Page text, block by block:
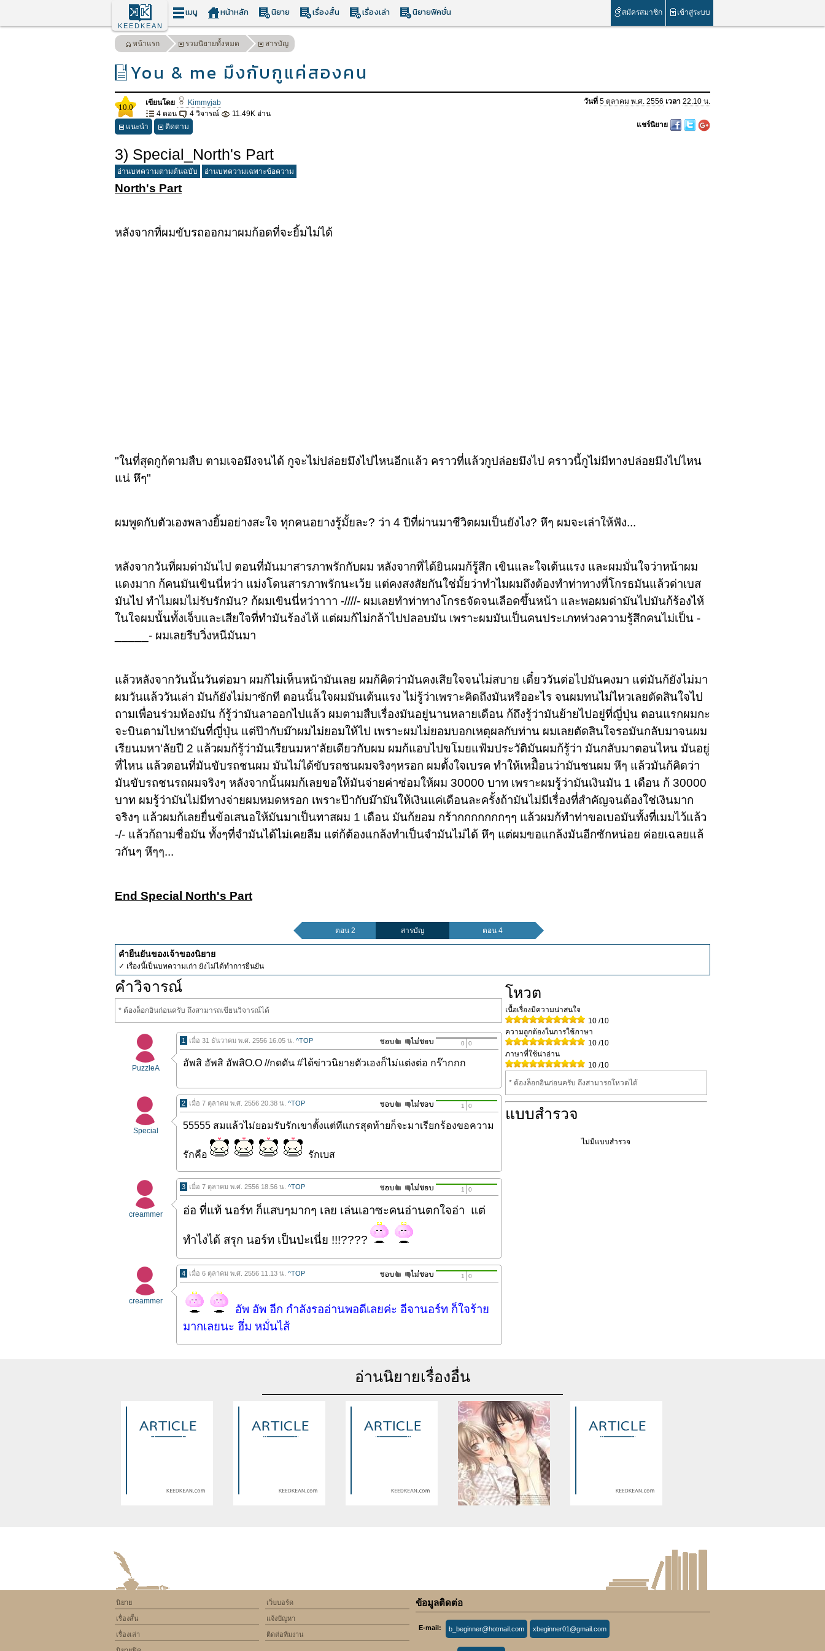
KEEDKEAN
เมนู หน้าหลัก นิยาย เรื่องสั้น เรื่องเล่า นิยายฟิคชั่น สมัครสมาชิก เข้าสู่ระบบ
หน้าแรก รวมนิยายทั้งหมด สารบัญ
You & me มึงกับกูแค่สองคน
10.0 เขียนโดย Kimmyjab วันที่ 5 ตุลาคม พ.ศ. 2556 เวลา 22.10 น.
4 ตอน
4 วิจารณ์
11.49K อ่าน
แนะนำ
ติดตาม แชร์นิยาย
3) Special_North's Part
อ่านบทความตามต้นฉบับ อ่านบทความเฉพาะข้อความ
North's Part
หลังจากที่ผมขับรถออกมาผมก้อดที่จะยิ้มไม่ได้
"ในที่สุดกูก้ตามสืบ ตามเจอมึงจนได้ กูจะไม่ปล่อยมึงไปไหนอีกแล้ว คราวที่แล้วกูปล่อยมึงไป คราวนี้กูไม่มีทางปล่อยมึงไปไหน
แน่ หึๆ"
ผมพูดกับตัวเองพลางยิ้มอย่างสะใจ ทุกคนอยางรู้มั้ยละ? ว่า 4 ปีที่ผ่านมาชีวิตผมเป็นยังไง? หึๆ ผมจะเล่าให้ฟัง...
หลังจากวันที่ผมด่ามันไป ตอนที่มันมาสารภาพรักกับผม หลังจากที่ได้ยินผมก้รู้สึก เขินและใจเต้นแรง และผมมั่นใจว่าหน้าผม
แดงมาก ก้คนมันเขินนี่หว่า แม่งโดนสารภาพรักนะเว้ย แต่คงสงสัยกันใช่มั้ยว่าทำไมผมถึงต้องทำท่าทางที่โกรธมันแล้วด่าเบส
มันไป ทำไมผมไม่รับรักมัน? ก้ผมเขินนี่หว่าาาา -////- ผมเลยทำท่าทางโกรธจัดจนเลือดขึ้นหน้า และพอผมด่ามันไปมันก้ร้องไห้
ในใจผมนั้นทั้งเจ็บและเสียใจที่ทำมันร้องไห้ แต่ผมก้ไม่กล้าไปปลอบมัน เพราะผมมันเป็นคนประเภทห่วงความรู้สึกคนไม่เป็น -
_____- ผมเลยรีบวิ่งหนีมันมา
แล้วหลังจากวันนั้นวันต่อมา ผมก้ไม่เห็นหน้ามันเลย ผมก้คิดว่ามันคงเสียใจจนไม่สบาย เดี๋ยววันต่อไปมันคงมา แต่มันก้ยังไม่มา
ผมวันแล้ววันเล่า มันก้ยังไม่มาซักที ตอนนั้นใจผมมันเต้นแรง ไม่รู้ว่าเพราะคิดถึงมันหรืออะไร จนผมทนไม่ไหวเลยตัดสินใจไป
ถามเพื่อนร่วมห้องมัน ก้รู้ว่ามันลาออกไปแล้ว ผมตามสืบเรื่องมันอยู่นานหลายเดือน ก้ถึงรู้ว่ามันย้ายไปอยู่ที่ญี่ปุ่น ตอนแรกผมกะ
จะบินตามไปหามันที่ญี่ปุ่น แต่ป๊ากับม๊าผมไม่ยอมให้ไป เพราะผมไม่ยอมบอกเหตุผลกับท่าน ผมเลยตัดสินใจรอมันกลับมาจนผม
เรียนมหา'ลัยปี 2 แล้วผมก้รู้ว่ามันเรียนมหา'ลัยเดียวกับผม ผมก้แอบไปขโมยแฟ้มประวัติมันผมก้รู้ว่า มันกลับมาตอนไหน มันอยู่
ที่ไหน แล้วตอนที่มันขับรถชนผม มันไม่ได้ขับรถชนผมจริงๆหรอก ผมตั้งใจเบรค ทำให้เหมืิอนว่ามันชนผม หึๆ แล้วมันก้คิดว่า
มันขับรถชนรถผมจริงๆ หลังจากนั้นผมก้เลยขอให้มันจ่ายค่าซ่อมให้ผม 30000 บาท เพราะผมรู้ว่ามันเงินมัน 1 เดือน ก้ 30000
บาท ผมรู้ว่ามันไม่มีทางจ่ายผมหมดหรอก เพราะป๊ากับม๊ามันให้เงินแค่เดือนละครั้งถ้ามันไม่มีเรื่องที่สำคัญจนต้องใช่เงินมาก
จริงๆ แล้วผมก้เลยยื่นข้อเสนอให้มันมาเป็นทาสผม 1 เดือน มันก้ยอม กร้ากกกกกกกๆๆ แล้วผมก้ทำท่าขอเบอมันทั้งที่เมมไว้แล้ว
-/- แล้วก้ถามชื่อมัน ทั้งๆที่จำมันได้ไม่เคยลืม แต่ก้ต้องแกล้งทำเป็นจำมันไม่ได้ หึๆ แต่ผมขอแกล้งมันอีกซักหน่อย ค่อยเฉลยแล้
วกันๆ หึๆๆ...
End Special North's Part
ตอน 2 สารบัญ ตอน 4
คำยืนยันของเจ้าของนิยาย
✓ เรื่องนี้เป็นบทความเก่า ยังไม่ได้ทำการยืนยัน
คำวิจารณ์
* ต้องล็อกอินก่อนครับ ถึงสามารถเขียนวิจารณ์ได้
PuzzleA
1 เมื่อ 31 ธันวาคม พ.ศ. 2556 16.05 น. ^TOP 0 0
อัพสิ อัพสิ อัพสิO.O //กดดัน #ได้ข่าวนิยายตัวเองก็ไม่แต่งต่อ กร๊ากกก
Special
2 เมื่อ 7 ตุลาคม พ.ศ. 2556 20.38 น. ^TOP 1 0
55555 สมเเล้วไม่ยอมรับรักเขาตั้งเเต่ทีเเกรสุดท้ายก็จะมาเรียกร้องขอความ
รักคือ รักเบส
creammer
3 เมื่อ 7 ตุลาคม พ.ศ. 2556 18.56 น. ^TOP 1 0
อ่อ ที่แท้ นอร์ท ก็แสบๆมากๆ เลย เล่นเอาซะคนอ่านตกใจอ่า แต่
ทำไงได้ สรุก นอร์ท เป็นป่ะเนี่ย !!!????
creammer
4 เมื่อ 6 ตุลาคม พ.ศ. 2556 11.13 น. ^TOP 1 0
อัพ อัพ อีก กำลังรออ่านพอดีเลยค่ะ อีจานอร์ท ก็ใจร้าย
มากเลยนะ ฮึ่ม หมั่นไส้
โหวต
เนื้อเรื่องมีความน่าสนใจ
10/10
ความถูกต้องในการใช้ภาษา
10/10
ภาษาที่ใช้น่าอ่าน
10/10
* ต้องล็อกอินก่อนครับ ถึงสามารถโหวดได้
แบบสำรวจ
ไม่มีแบบสำรวจ
อ่านนิยายเรื่องอื่น
assumed 'article_topic' (this
will throw an Error in a future
/home/keedkean/domains/keedkean.com/public_html/include/article/show.php
White Lies เล่ห์รักผลัดกันร้ายจับ
นายให้มารักกัน
on line534
ทาโร่สืบรักสัมผัสจูบนายตัวแสบ
/home/keedkean/domains/keedkean.com/public_html/include/article/show.php
love bad หยุดได้แล้ว!รักแย่ๆ
ของฉัน!
/home/keedkean/domains/keedkean.com/public_html/include/article/show.php
หล่อโหดอย่างนาย ต้องฉัน
เท่านั้นที่จะสกัดใจนายได้
will throw an Error in a future
/home/keedkean/domains/keedkean.com/public_html/include/
The Ugly Girl ฉันขี้เหร่หรือนาย
เท่เกิน...?
เว็บบอร์ด
แจ้งปัญหา
ติดต่อทีมงาน
นิยาย
เรื่องสั้น
เรื่องเล่า
ข้อมูลติดต่อ
E-mail: b_beginner@hotmail.com xbeginner01@gmail.com